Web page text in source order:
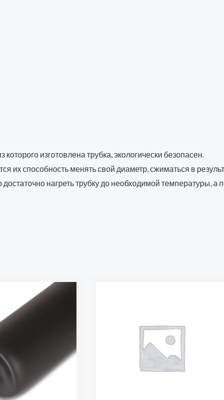
изготовлена трубка, экологически безопасен.
их способность менять свой диаметр, сжиматься в
нагреть трубку до необходимой температуры, а